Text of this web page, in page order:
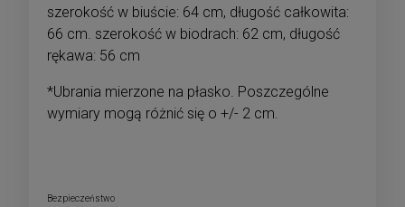
szerokość w biuście: 64 cm, długość całkowita:
66 cm. szerokość w biodrach: 62 cm, długość
rękawa: 56 cm
*Ubrania mierzone na płasko. Poszczególne
wymiary mogą różnić się o +/- 2 cm.
Bezpieczeństwo